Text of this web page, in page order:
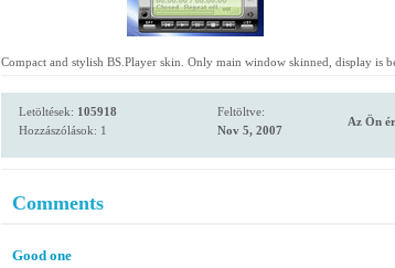
Compact and stylish BS.Player skin. Only main window skinned, display is
Letöltések: 105918
Hozzászólások: 1
Feltöltve:
Nov 5, 2007
Az Ön
Comments
Good one